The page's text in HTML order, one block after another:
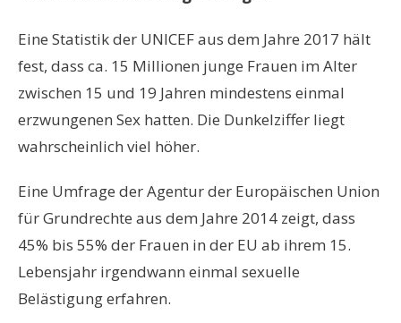
Eine Statistik der UNICEF aus dem Jahre 2017 hält
fest, dass ca. 15 Millionen junge Frauen im Alter
zwischen 15 und 19 Jahren mindestens einmal
erzwungenen Sex hatten. Die Dunkelziffer liegt
wahrscheinlich viel höher.
Eine Umfrage der Agentur der Europäischen Union
für Grundrechte aus dem Jahre 2014 zeigt, dass
45% bis 55% der Frauen in der EU ab ihrem 15.
Lebensjahr irgendwann einmal sexuelle
Belästigung erfahren.